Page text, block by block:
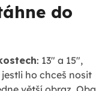
do
: 13" a 15",
ho chceš nosit